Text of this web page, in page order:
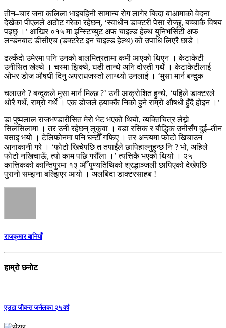
तीन–चार जना कलिला भाइबहिनी सामान्य रोग लागेर बित्दा बाआमाको वेदना
देखेका पीएलले अठोट गरेका रहेछन्, ‘स्वाधीन डाक्टरी पेसा रोज्छु, बच्चाकै विषय
पढ्छु ।’ आखिर ०१५ मा इन्स्टिच्युट अफ चाइल्ड हेल्थ युनिभर्सिटी अफ
लन्डनबाट डीसीएच (डक्टरेट इन चाइल्ड हेल्थ) को उपाधि लिएरै छाडे ।
ढल्कँदो उमेरमा पनि उनको बालमित्रतामा कमी आएको थिएन । केटाकेटी
उनीसित खेल्थे । चस्मा झिक्थे, घडी तान्थे अनि दोस्ती गर्थे । केटाकेटीलाई
ओभर डोज औषधी दिनु अपराधजस्तो लाग्थ्यो उनलाई । ‘मुसा मार्न बन्दुक
चलाउने ? बन्दुकले मुसा मार्न मिल्छ ?’ उनी आक्रोशित हुन्थे, ‘पहिले डाक्टरले
थोरै गर्थे, राम्रो गर्थे । एक डोजले ठ्याक्कै निको हुने राम्रो औषधी हुँदै होइन ।’
डा पुष्पलाल राजभण्डारीसित मेरो भेट भएको थियो, व्यक्तिचित्र लेख्ने
सिलसिलामा । तर उनी रहेछन् लुकुवा । बडा रसिक र बौद्धिक उनीसँग दुई–तीन
बसाइ भयो । टेलिफोनमा पनि घन्टौँ गफिए । तर अन्त्यमा फोटो खिचाउन
आनाकानी गरे । ‘फोटो खिचेपछि त तपाईंले छापिहाल्नुहुन्छ नि ? भो, अहिले
फोटो नखिचाऊँ, त्यो काम पछि गरौँला ।’ त्यत्तिकै भएको थियो । २५
कात्तिकको कान्तिपुरमा १३ औँ पुण्यतिथिको श्रद्धाञ्जली छापिएको देखेपछि
पुरानो सम्झना बल्झिएर आयो । अलबिदा डाक्टरसाहब !
राजकुमार बानियाँ
हाम्रो छनोट
एउटा जीवन्त जर्नलका २५ वर्ष